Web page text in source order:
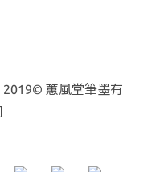
蕙風堂筆墨有